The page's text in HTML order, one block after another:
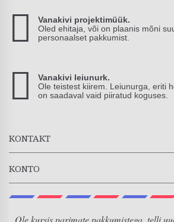
Vanakivi projektimüük.
Oled ehitaja, või on plaanis mõni
personaalset pakkumist.
Vanakivi leiunurk.
Ole teistest kiirem. Leiunurga, eriti
on saadaval vaid piiratud koguses.
KONTAKT
KONTO
Ole kursis parimate pakkumistega, telli